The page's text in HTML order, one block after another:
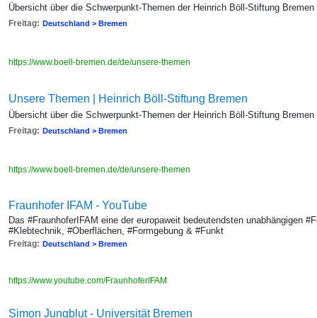
Übersicht über die Schwerpunkt-Themen der Heinrich Böll-Stiftung Bremen
Freitag: Deutschland > Bremen
https://www.boell-bremen.de/de/unsere-themen
Unsere Themen | Heinrich Böll-Stiftung Bremen
Übersicht über die Schwerpunkt-Themen der Heinrich Böll-Stiftung Bremen
Freitag: Deutschland > Bremen
https://www.boell-bremen.de/de/unsere-themen
Fraunhofer IFAM - YouTube
Das #FraunhoferIFAM eine der europaweit bedeutendsten unabhängigen
#Klebtechnik, #Oberflächen, #Formgebung & #Funkt
Freitag: Deutschland > Bremen
https://www.youtube.com/FraunhoferIFAM
Simon Jungblut - Universität Bremen